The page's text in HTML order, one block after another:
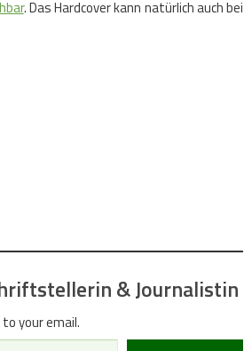
. Das Hardcover kann natürlich auch bei
& Journalistin
your email.